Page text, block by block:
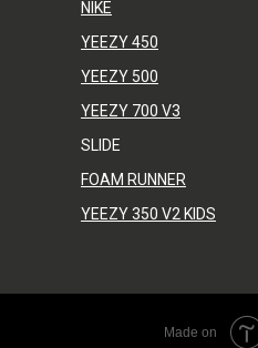
YEEZY 500
SLIDE
YEEZY 700 V3
YEEZY 350 V2 KIDS
FOAM RUNNER
NIKE
YEEZY 450
Made on